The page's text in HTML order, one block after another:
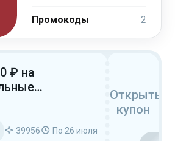
Промокоды 2
₽ на
39956 По 26 июля
Открыть
купон